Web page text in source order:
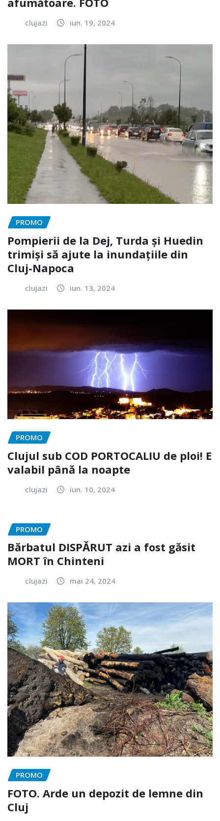
clujazi iun. 19, 2024
PROMO
Pompierii de la Dej, Turda și Huedin
trimiși să ajute la inundațiile din
Cluj-Napoca
clujazi iun. 13, 2024
PROMO
Clujul sub COD PORTOCALIU de ploi! E
valabil până la noapte
clujazi iun. 10, 2024
PROMO
Bărbatul DISPĂRUT azi a fost găsit
MORT în Chinteni
clujazi mai 24, 2024
PROMO
FOTO. Arde un depozit de lemne din
Cluj